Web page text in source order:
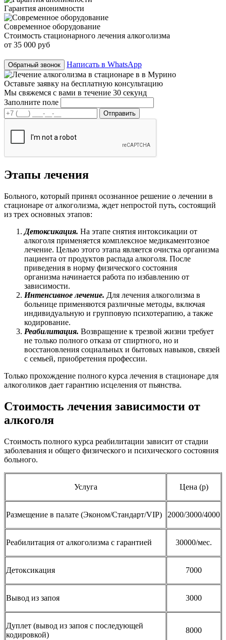
Гарантия анонимности
Современное оборудование
Стоимость стационарного лечения алкоголизма
от 35 000 руб
Обратный звонок Написать в WhatsApp
Оставьте заявку на бесплатную консультацию
Мы свяжемся с вами в течение 30 секунд
Заполните поле
Этапы лечения
Больного, который принял осознанное решение о лечении в
стационаре от алкоголизма, ждет непростой путь, состоящий
из трех основных этапов:
Детоксикация. На этапе снятия интоксикации от
алкоголя применяется комплексное медикаментозное
лечение. Целью этого этапа является очистка организма
пациента от продуктов распада алкоголя. После
приведения в норму физического состояния
организма начинается работа по избавлению от
зависимости.
Интенсивное лечение. Для лечения алкоголизма в
больнице применяются различные методы, включая
индивидуальную и групповую психотерапию, а также
кодирование.
Реабилитация. Возвращение к трезвой жизни требует
не только полного отказа от спиртного, но и
восстановления социальных и бытовых навыков, связей
с семьей, приобретения профессии.
Только прохождение полного курса лечения в стационаре для
алкоголиков дает гарантию исцеления от пьянства.
Стоимость лечения зависимости от
алкоголя
Стоимость полного курса реабилитации зависит от стадии
заболевания и общего физического и психического состояния
больного.
Услуга Цена (р)
Размещение в палате (Эконом/Стандарт/VIP) 2000/3000/4000
Реабилитация от алкоголизма с гарантией 30000/мес.
Детоксикация 7000
Вывод из запоя 3000
Дуплет (вывод из запоя с последующей
кодировкой)
8000